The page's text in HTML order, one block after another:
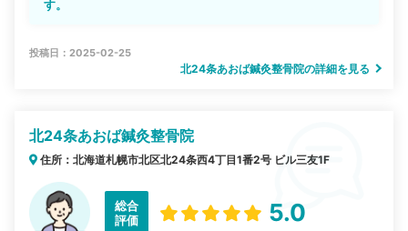
す。
投稿日：2025-02-25
北24条あおば鍼灸整骨院の詳細を見る
北24条あおば鍼灸整骨院
住所：北海道札幌市北区北24条西4丁目1番2号 ビル三友1F
総合
評価
5.0